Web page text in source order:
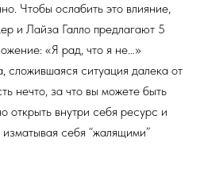
Чтобы ослабить это влияние,
и Лайза Галло предлагают 5
«Я рад, что я не…»
сложившаяся ситуация далека от
нечто, за что вы можете быть
открыть внутри себя ресурс и
себя “жалящими”